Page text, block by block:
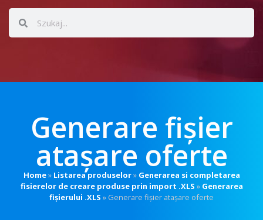
Generare fișier
atașare oferte
Home» Listarea produselor» Generarea si completarea
fisierelor de creare produse prin import .XLS » Generarea
fișierului .XLS » Generare fișier atașare oferte